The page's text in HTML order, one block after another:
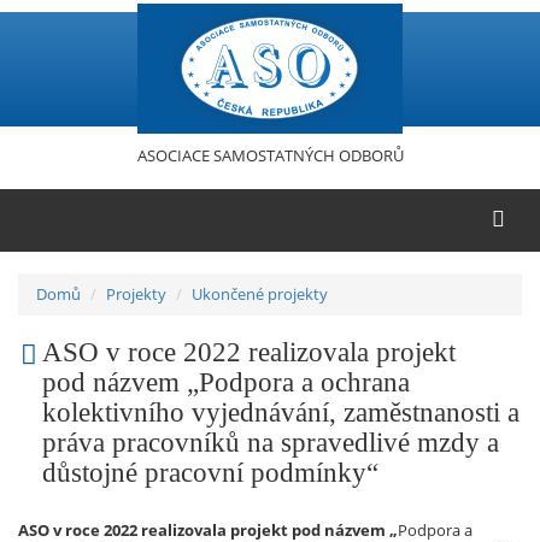
Přejít
ASOCIACE SAMOSTATNÝCH ODBORŮ
Domů Projekty Ukončené projekty
ASO v roce 2022 realizovala projekt
pod názvem „Podpora a ochrana
kolektivního vyjednávání, zaměstnanosti a
práva pracovníků na spravedlivé mzdy a
důstojné pracovní podmínky“
ASO v roce 2022 realizovala projekt pod názvem „Podpora a